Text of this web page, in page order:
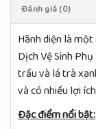
Đánh giá (0)
Hãnh diện là
Dịch Vệ Sinh
trầu và lá trà
và có nhiều lợi
Đặc điểm nổi bật: